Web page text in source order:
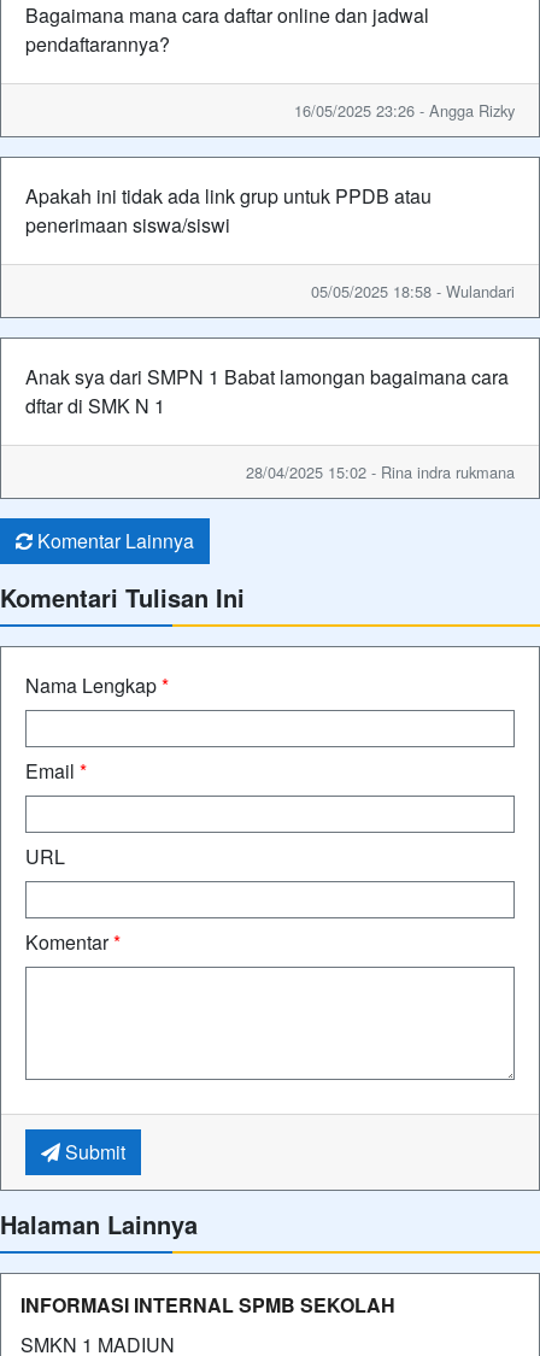
Bagaimana mana cara daftar online dan jadwal
pendaftarannya?
16/05/2025 23:26 - Angga Rizky
Apakah ini tidak ada link grup untuk PPDB atau
penerimaan siswa/siswi
05/05/2025 18:58 - Wulandari
Anak sya dari SMPN 1 Babat lamongan bagaimana cara
dftar di SMK N 1
28/04/2025 15:02 - Rina indra rukmana
Komentar Lainnya
Komentari Tulisan Ini
Nama Lengkap*
Email *
URL
Komentar*
Submit
Halaman Lainnya
INFORMASI INTERNAL SPMB SEKOLAH
SMKN 1 MADIUN